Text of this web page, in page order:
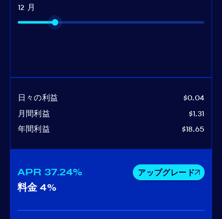
12 月
日々の利益
$0.04
月間利益
$1.31
年間利益
$18.65
APR 37.24% アップグレード
料金4%